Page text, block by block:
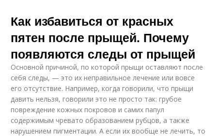
Как избавиться от красных
пятен после прыщей. Почему
появляются следы от прыщей
Основной причиной, по которой прыщи оставляют после
себя следы, — это их неправильное лечение или вовсе
его отсутствие. Например, когда говорили, что прыщи
давить нельзя, говорили это не просто так: грубое
повреждение кожных покровов и самих папул
содержимым чревато образованием рубцов, а также
нарушением пигментации. А если их вообще не лечить, то